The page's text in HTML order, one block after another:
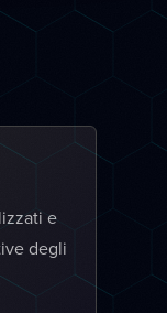
e
degli